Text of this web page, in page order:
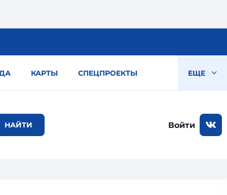
КАРТЫ СПЕЦПРОЕКТЫ ЕЩЕ
Войти